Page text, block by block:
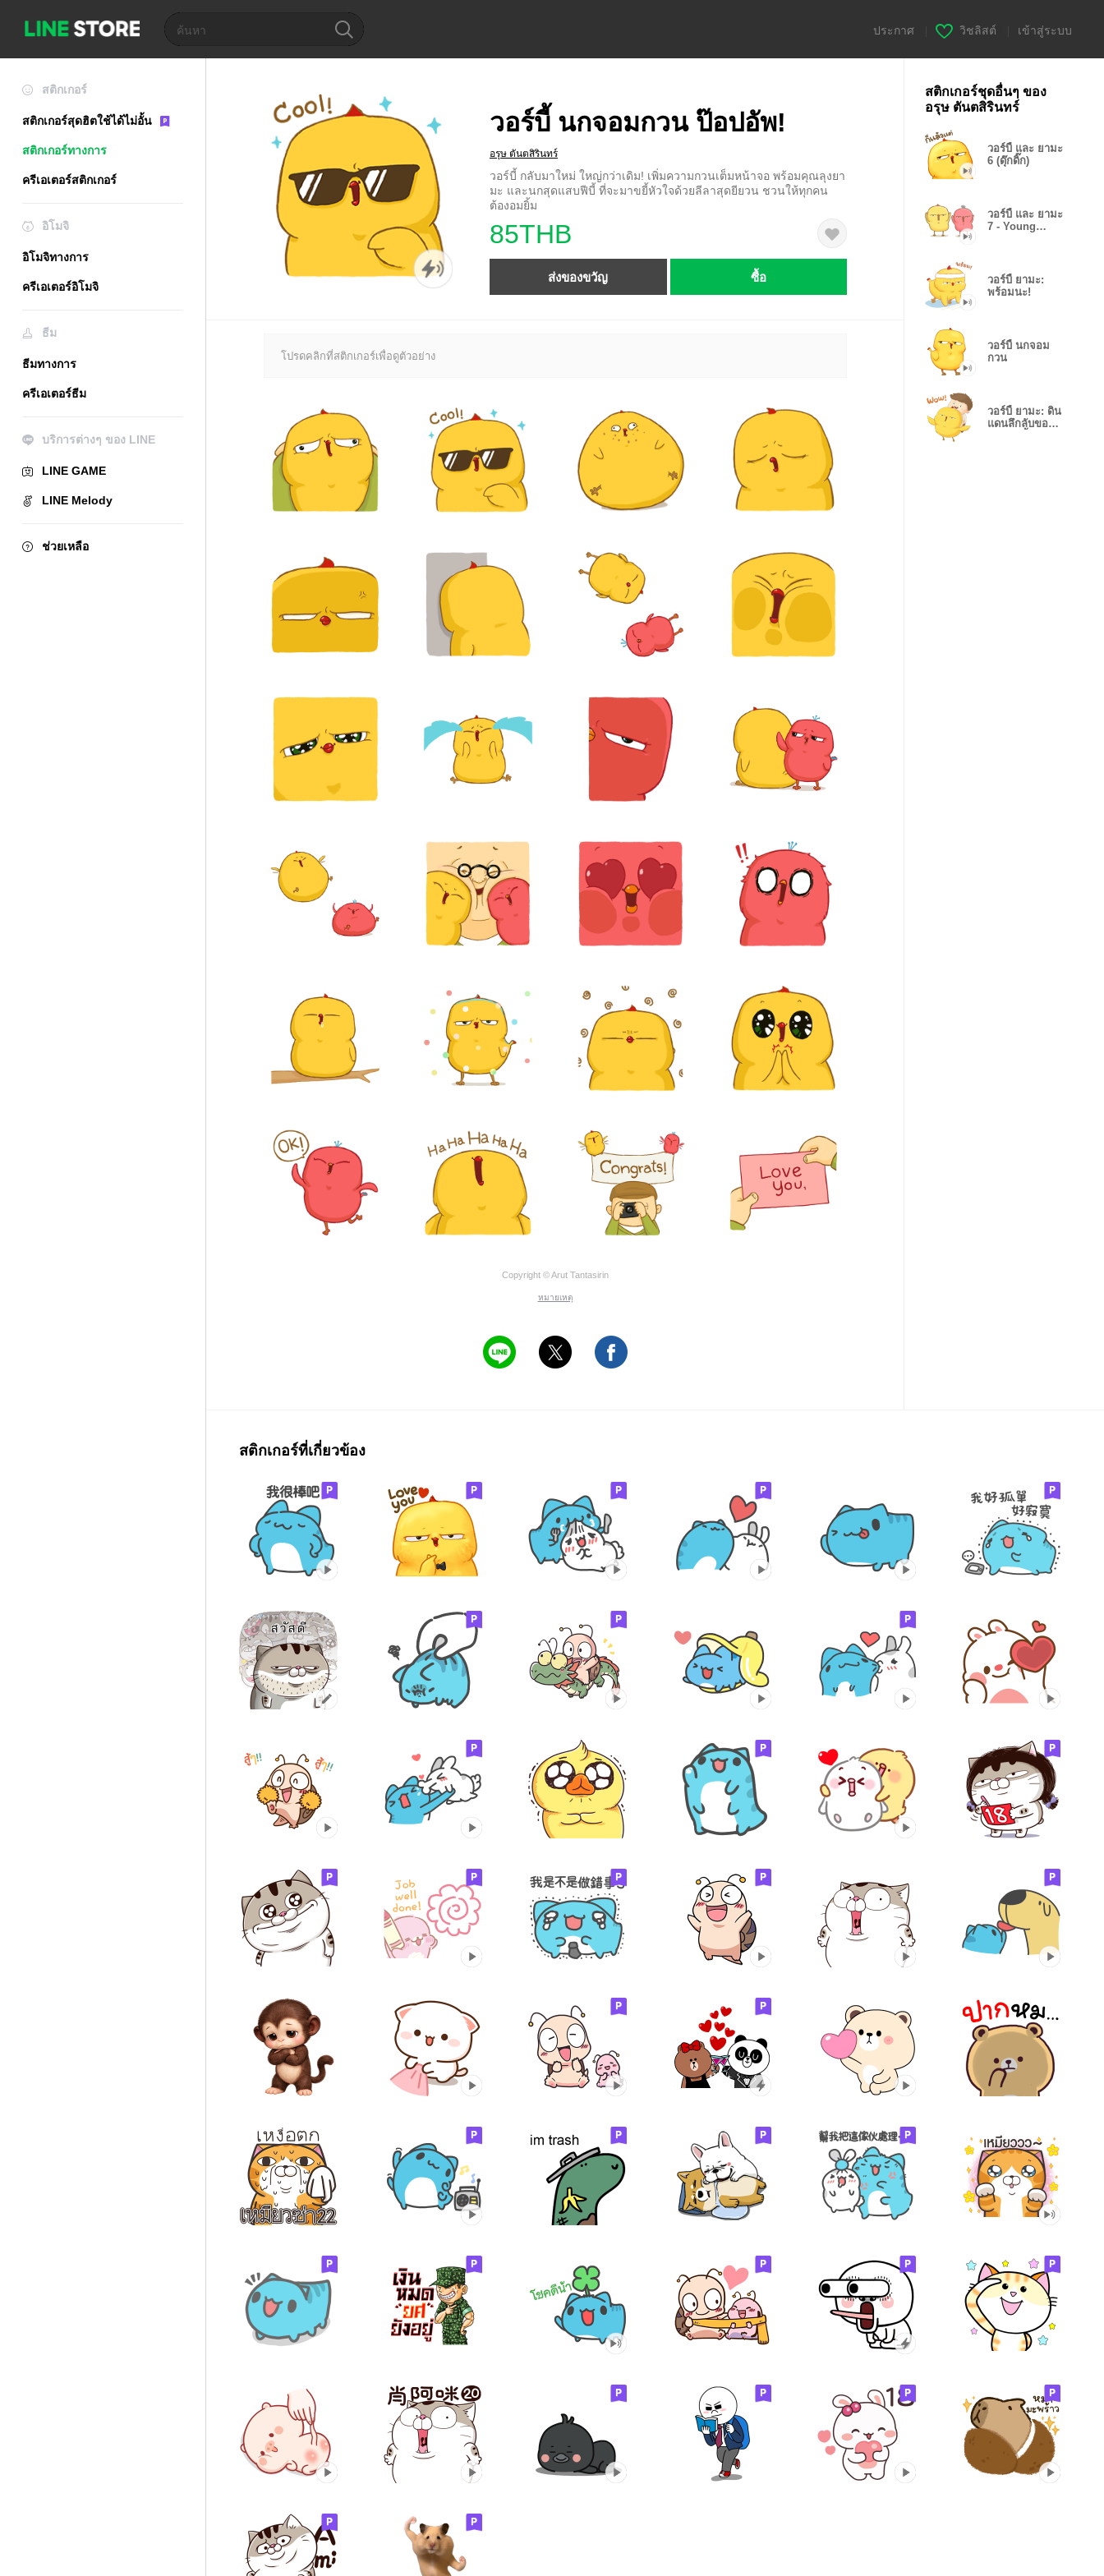
ประกาศ วิชลิสต์ เข้าสู่ระบบ
สติกเกอร์
สติกเกอร์สุดฮิตใช้ได้ไม่อั้น
สติกเกอร์ทางการ
ครีเอเตอร์สติกเกอร์
อิโมจิ
อิโมจิทางการ
ครีเอเตอร์อิโมจิ
ธีม
ธีมทางการ
ครีเอเตอร์ธีม
บริการต่างๆ ของ LINE
LINE GAME
LINE Melody
ช่วยเหลือ
วอร์บี้ นกจอมกวน ป๊อปอัพ!
อรุษ ตันตสิรินทร์
วอร์บี้ กลับมาใหม่ ใหญ่กว่าเดิม! เพิ่มความกวนเต็มหน้าจอ พร้อมคุณลุงยา
มะ และนกสุดแสบฟีบี้ ที่จะมาขยี้หัวใจด้วยลีลาสุดยียวน ชวนให้ทุกคน
ต้องอมยิ้ม
85THB
ส่งของขวัญ ซื้อ
โปรดคลิกที่สติกเกอร์เพื่อดูตัวอย่าง
Copyright © Arut Tantasirin
หมายเหตุ
สติกเกอร์ชุดอื่นๆ ของ
อรุษ ตันตสิรินทร์
วอร์บี้ และ ยามะ
6 (ดุ๊กดิ๊ก)
วอร์บี้ และ ยามะ
7 - Young
วอร์บี้ ยามะ:
พร้อมนะ!
วอร์บี้ นกจอม
กวน
วอร์บี้ ยามะ: ดิน
แดนลึกลับของ
สติกเกอร์ที่เกี่ยวข้อง